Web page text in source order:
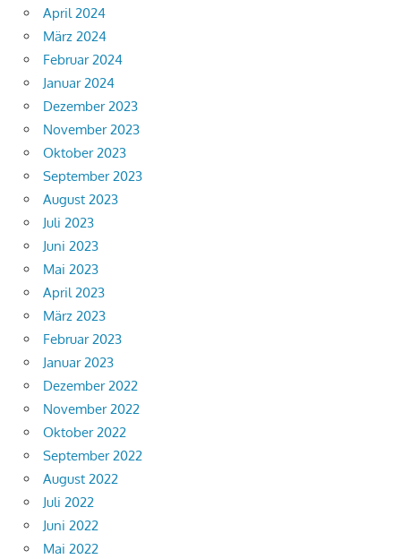
April 2024
März 2024
Februar 2024
Januar 2024
Dezember 2023
November 2023
Oktober 2023
September 2023
August 2023
Juli 2023
Juni 2023
Mai 2023
April 2023
März 2023
Februar 2023
Januar 2023
Dezember 2022
November 2022
Oktober 2022
September 2022
August 2022
Juli 2022
Juni 2022
Mai 2022